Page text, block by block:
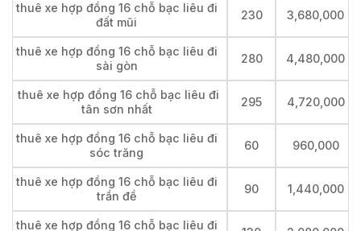
thuê xe hợp đồng 16 chỗ bạc liêu đi
đất mũi
230 3,680,000
thuê xe hợp đồng 16 chỗ bạc liêu đi
sài gòn
280 4,480,000
thuê xe hợp đồng 16 chỗ bạc liêu đi
tân sơn nhất
295 4,720,000
thuê xe hợp đồng 16 chỗ bạc liêu đi
sóc trăng
60 960,000
thuê xe hợp đồng 16 chỗ bạc liêu đi
trần đề
90 1,440,000
thuê xe hợp đồng 16 chỗ bạc liêu đi